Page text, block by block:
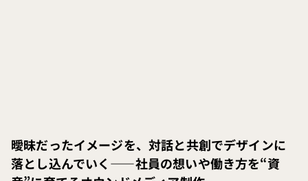
曖昧だったイメージを、対話と共創でデザインに
落とし込んでいく——社員の想いや働き方を“資